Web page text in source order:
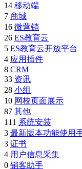
14 移动端
7 商城
16 微营销
26 ES教育云
5 ES教育云开放平台
4 应用插件
8 CRM
33 资讯
28 小组
10 网校页面展示
87 其他
111 系统安装
3 最新版本功能使用
3 证书
4 用户信息采集
0 销客助手